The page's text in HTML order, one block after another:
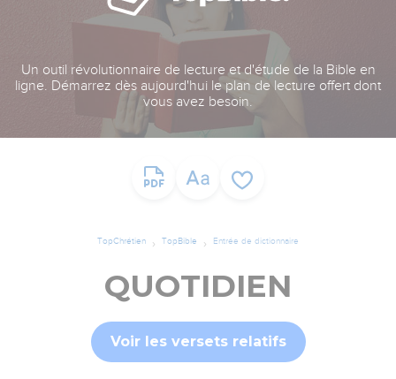
Un outil révolutionnaire de lecture et d'étude de la Bible en
ligne. Démarrez dès aujourd'hui le plan de lecture offert dont
vous avez besoin.
TopChrétien TopBible Entrée de dictionnaire
QUOTIDIEN
Voir les versets relatifs